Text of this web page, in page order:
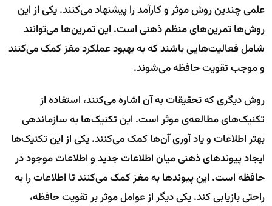
علمی چندین روش موثر و کارآمد را پیشنهاد می‌کنند. یکی از این
روش‌ها تمرین‌های منظم ذهنی است. این تمرین‌ها می‌توانند
شامل فعالیت‌هایی باشند که به بهبود عملکرد مغز کمک می‌کنند
و موجب تقویت حافظه می‌شوند.
روش دیگری که تحقیقات به آن اشاره می‌کنند، استفاده از
تکنیک‌های مطالعه‌ی موثر است. این تکنیک‌ها به سازماندهی
بهتر اطلاعات و یاد آوری آن‌ها کمک می‌کنند. یکی از این تکنیک‌ها
ایجاد پیوند‌های ذهنی میان اطلاعات جدید و اطلاعات موجود در
حافظه است. این پیوند‌ها به مغز کمک می‌کنند تا اطلاعات را به
راحتی بازیابی کند. یکی دیگر از عوامل موثر بر تقویت حافظه،